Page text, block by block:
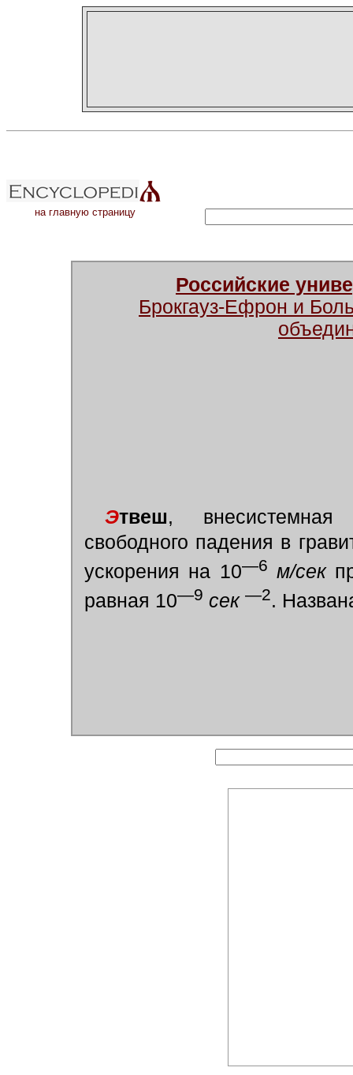
на главную страницу
Российские
Брокгауз-Ефрон и
Этвеш, внесистемная
свободного падения в
ускорения на 10—6 м/сек
равная 10—9 сек —2.